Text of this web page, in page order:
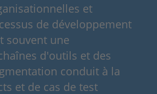
et
de développement
souvent une
d'outils et des
conduit à la
et de cas de test